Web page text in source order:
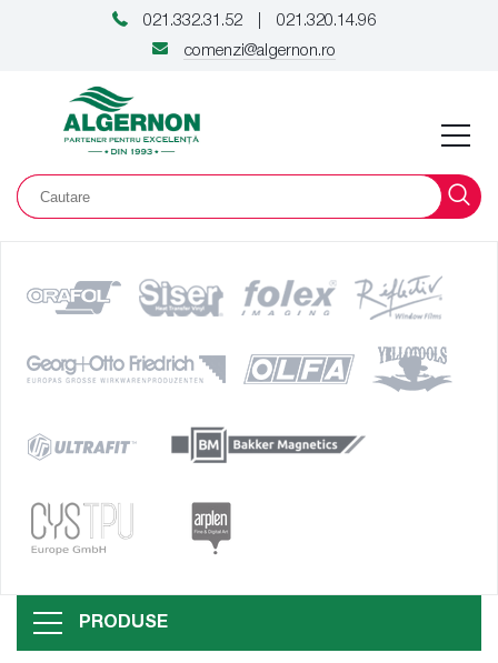
021.332.31.52
021.320.14.96
comenzi@algernon.ro
PRODUSE